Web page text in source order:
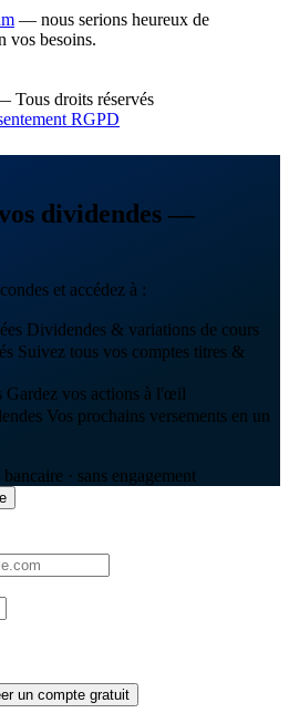
— nous serions heureux de
vos besoins.
Tous droits réservés
RGPD
dividendes —
et accédez à :
Dividendes & variations de cours
Suivez tous vos comptes titres &
Gardez vos actions à l'œil
Vos prochains versements en un
· sans engagement
un compte gratuit